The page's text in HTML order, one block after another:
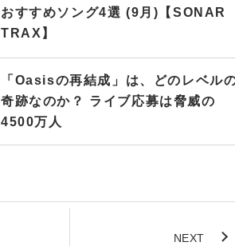
おすすめソング4選 (9月)【SONAR
TRAX】
「Oasisの再結成」は、どのレベル
奇跡なのか？ ライブ応募は脅威の
4500万人
NEXT